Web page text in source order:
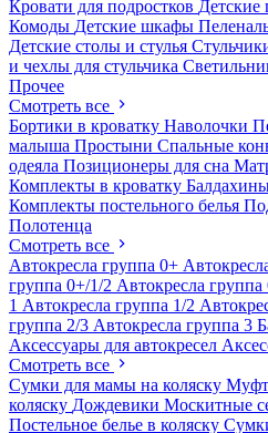
Кровати для подростков Детские
Комоды Детские шкафы
Детские столы и стулья
и чехлы для стульчика
Прочее
Смотреть все
Бортики в кроватку Наволочки
малыша Простыни Спальные
одеяла Позиционеры для сна
Комплекты в кроватку
Комплекты постельного белья
Полотенца
Смотреть все
Автокресла группа 0+
группа 0+/1/2 Автокресла группа
1 Автокресла группа 1/2
группа 2/3 Автокресла группа 3
Аксессуары для автокресел
Смотреть все
Сумки для мамы на коляску
коляску Дождевики Москитные
Постельное белье в коляску